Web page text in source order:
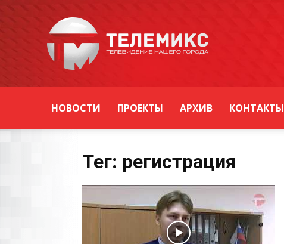
Уссурийска
НОВОСТИ ПРОЕКТЫ АРХИВ КОНТАКТЫ
Тег: регистрация